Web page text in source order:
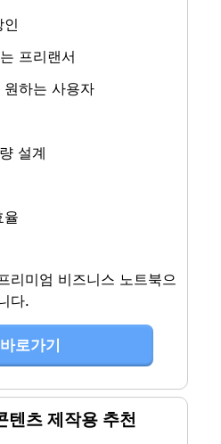
프리랜서
하는 사용자
설계
율
리미엄 비즈니스 노트북으
다.
로가기
텐츠 제작용 추천